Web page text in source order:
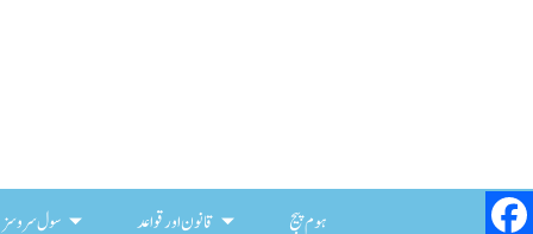
ہوم پیج قانون اور قواعد سول سروسز